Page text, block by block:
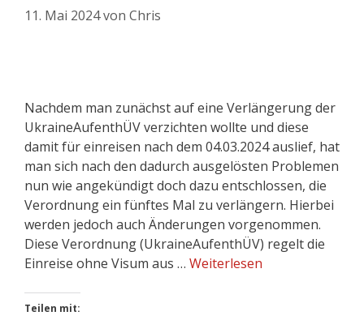
11. Mai 2024von Chris
Nachdem man zunächst auf eine Verlängerung der
UkraineAufenthÜV verzichten wollte und diese
damit für einreisen nach dem 04.03.2024 auslief, hat
man sich nach den dadurch ausgelösten Problemen
nun wie angekündigt doch dazu entschlossen, die
Verordnung ein fünftes Mal zu verlängern. Hierbei
werden jedoch auch Änderungen vorgenommen.
Diese Verordnung (UkraineAufenthÜV) regelt die
Einreise ohne Visum aus … Weiterlesen
Teilen mit: